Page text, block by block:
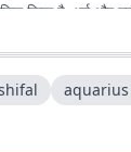
किया है. धर्म और
विषयों पर भी
को आसान, रोचक